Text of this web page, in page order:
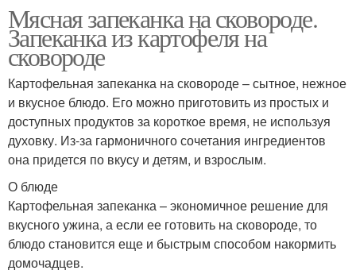
Мясная запеканка на сковороде.
Запеканка из картофеля на
сковороде
Картофельная запеканка на сковороде – сытное, нежное
и вкусное блюдо. Его можно приготовить из простых и
доступных продуктов за короткое время, не используя
духовку. Из-за гармоничного сочетания ингредиентов
она придется по вкусу и детям, и взрослым.
О блюде
Картофельная запеканка – экономичное решение для
вкусного ужина, а если ее готовить на сковороде, то
блюдо становится еще и быстрым способом накормить
домочадцев.